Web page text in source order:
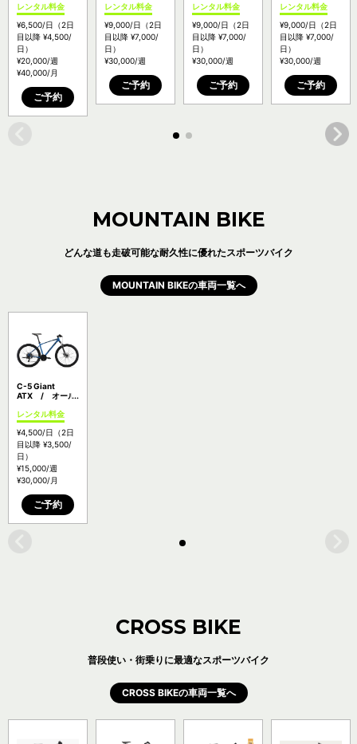
ニカルディスク
ブレーキ搭載の
エントリーロー
ド （輪行可能
車両です）【料
金：P3】
レンタル料金
¥6,500/日 （2日
目以降 ¥4,500/
日）
¥20,000/週
¥40,000/月
ご予約
4(Claris）/ メカ
ニカルディスク
ブレーキ搭載の
万能エントリー
ロード （輪行
可能モデル）
【料金：P5】
レンタル料金
¥9,000/日 （2日
目以降 ¥7,000/
日）
¥30,000/週
ご予約
ULTEGRA搭載
フルカーボンの
オールラウンダ
ーロードバイク
【料金：P5】
レンタル料金
¥9,000/日 （2日
目以降 ¥7,000/
日）
¥30,000/週
ご予約
軽量カーボンフ
レーム グラベル
ロードバイク
【料金：P5】
レンタル料金
¥9,000/日 （2日
目以降 ¥7,000/
日）
¥30,000/週
ご予約
MOUNTAIN BIKE
どんな道も走破可能な耐久性に優れたスポーツバイク
MOUNTAIN BIKEの車両一覧へ
C-5 Giant
ATX / オール
MTB【料金：
P1】
レンタル料金
¥4,500/日 （2日
目以降 ¥3,500/
日）
¥15,000/週
¥30,000/月
ご予約
CROSS BIKE
普段使い・街乗りに最適なスポーツバイク
CROSS BIKEの車両一覧へ